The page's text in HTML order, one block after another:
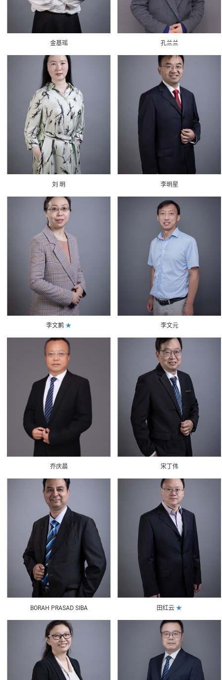
金基瑶 孔兰兰
刘 明 李明星
李文鹣 ★ 李文元
乔庆晨 宋丁伟
BORAH PRASAD SIBA 田红云 ★